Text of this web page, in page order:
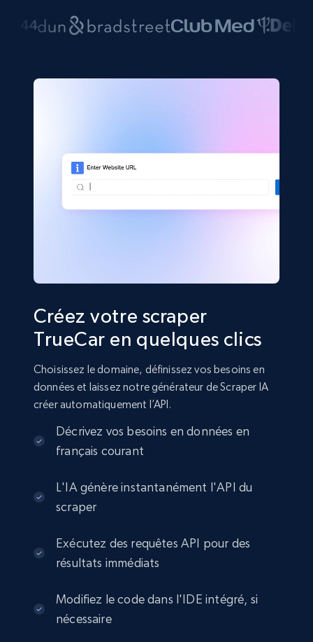
Créez votre scraper
TrueCar en quelques clics
Choisissez le domaine, définissez vos besoins en
données et laissez notre générateur de Scraper IA
créer automatiquement l’API.
Décrivez vos besoins en données en
français courant
L'IA génère instantanément l'API du
scraper
Exécutez des requêtes API pour des
résultats immédiats
Modifiez le code dans l'IDE intégré, si
nécessaire